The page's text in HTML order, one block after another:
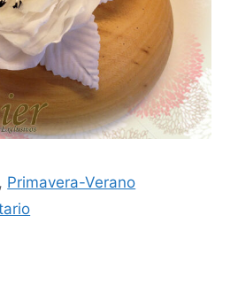
, Primavera-Verano